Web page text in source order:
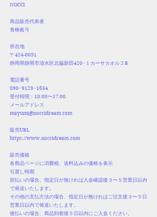
​NOCCI
商品販売代表者
青柳眞弓
所在地
〒424-0051
静岡県静岡市清水区北脇新田420−１カーサカオル２B
電話番号
090−9129−1634
受付時間：10:00〜17:00
メールアドレス
mayumi@noccidream.com
販売URL
https://www.noccidream.com
販売価格
各商品ページに消費税、送料込みの価格を表示
引渡し時期
前払いの場合、指定日が無ければ入金確認後３〜５営業日以内
で発送いたします。
その他の支払方法の場合、指定日が無ければご注文後３〜５日
営業日以内で発送いたします。
後払いの場合、商品到着後５日以内にご入金ください。